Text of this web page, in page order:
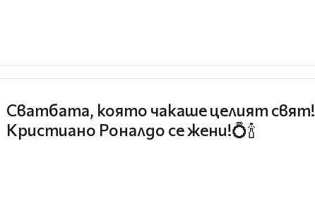
Сватбата, която чакаше целият свят!
Кристиано Роналдо се жени!💍🍾